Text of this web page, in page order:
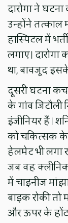
दारोगा ने घटना
उन्होंने तत्काल
हास्पिटल में
लगाए।
था, बावजूद
दूसरी घटना
के गांव जिटौली
इंजीनियर हैं।
को चकित्सक के
हेलमेट भी लगा
जब वह
में चाइनीज
बाइक रोकी
और ऊपर के